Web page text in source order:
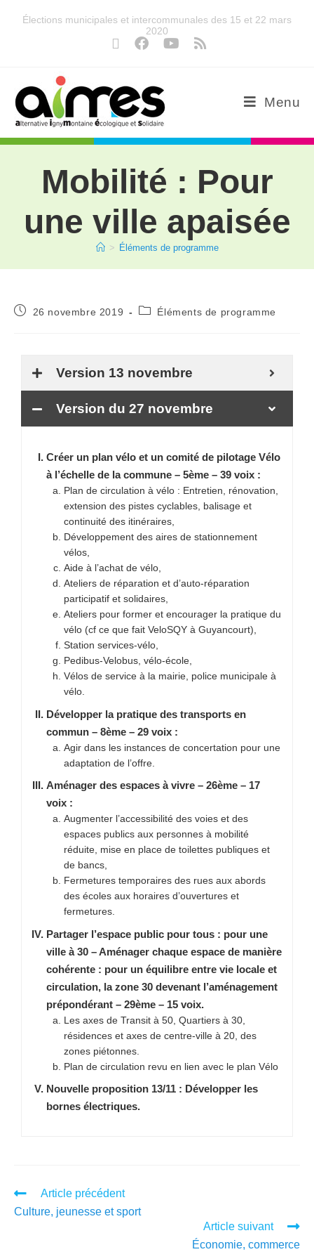
Élections municipales et intercommunales des 15 et 22 mars
2020
Menu
Mobilité : Pour
une ville apaisée
> Éléments de programme
26 novembre 2019 Éléments de programme
Version 13 novembre
Version du 27 novembre
Créer un plan vélo et un comité de pilotage Vélo
à l’échelle de la commune – 5ème – 39 voix :
Plan de circulation à vélo : Entretien, rénovation,
extension des pistes cyclables, balisage et
continuité des itinéraires,
Développement des aires de stationnement
vélos,
Aide à l’achat de vélo,
Ateliers de réparation et d’auto-réparation
participatif et solidaires,
Ateliers pour former et encourager la pratique du
vélo (cf ce que fait VeloSQY à Guyancourt),
Station services-vélo,
Pedibus-Velobus, vélo-école,
Vélos de service à la mairie, police municipale à
vélo.
Développer la pratique des transports en
commun – 8ème – 29 voix :
Agir dans les instances de concertation pour une
adaptation de l’offre.
Aménager des espaces à vivre – 26ème – 17
voix :
Augmenter l’accessibilité des voies et des
espaces publics aux personnes à mobilité
réduite, mise en place de toilettes publiques et
de bancs,
Fermetures temporaires des rues aux abords
des écoles aux horaires d’ouvertures et
fermetures.
Partager l’espace public pour tous : pour une
ville à 30 – Aménager chaque espace de manière
cohérente : pour un équilibre entre vie locale et
circulation, la zone 30 devenant l’aménagement
prépondérant – 29ème – 15 voix.
Les axes de Transit à 50, Quartiers à 30,
résidences et axes de centre-ville à 20, des
zones piétonnes.
Plan de circulation revu en lien avec le plan Vélo
Nouvelle proposition 13/11 : Développer les
bornes électriques.
Article précédent
Culture, jeunesse et sport
Article suivant
Économie, commerce